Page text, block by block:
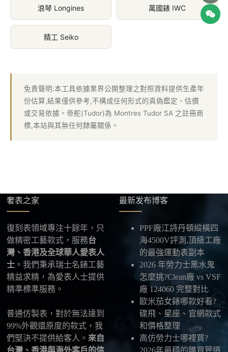
浪琴 Longines 萬國錶 IWC
精工 Seiko
免責聲明:本工具依據業界公開整理之對照資料提供生產年
份估算,結果僅供參考,不構成任何形式的真偽鑑定、估價
或交易依據。帝舵(Tudor)為 Montres Tudor SA 之註冊商
標,本站與其無任何隸屬關係。
奢表之家
復刻表領域專注十餘年，只
做精密工藝款式，服務台
灣、香港及全球華人愛表人
士 。我們秉承瑞士名錶工藝
精益求精，為愛表人士提供
精準標準服務。
普通仿製表，對於無法達到
99%外觀還原度的款式，我
們堅決不提供給客人。 來自
台灣、香港與海外客戶的信
最新发布博客
PPF廠江詩丹頓縱橫四
海4500V評測,頂級工廠
的最強運動表副本
2026 年勞力士黑水鬼
怎麼挑?Clean廠 vs VSF
廠 124060 完整對比
歐米茄女錶哪款好看?
碟飛、星座、官網款式
和價格整理
高仿勞力士哪裡買?
2026年最穩的購買管道